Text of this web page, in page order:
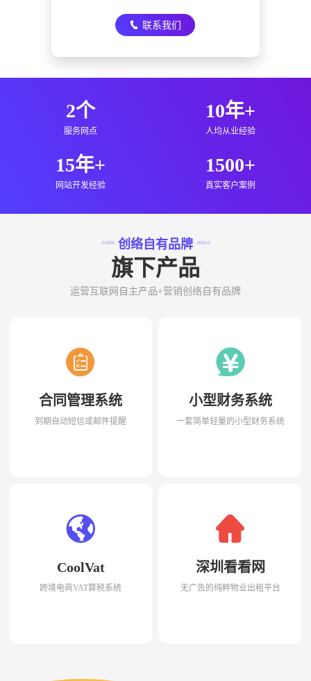
联系我们
2个
服务网点
10年+
人均从业经验
15年+
网站开发经验
1500+
真实客户案例
创络自有品牌
旗下产品
运营互联网自主产品+营销创络自有品牌
合同管理系统
到期自动短信或邮件提醒
小型财务系统
一套简单轻量的小型财务系统
CoolVat
跨境电商VAT算税系统
深圳看看网
无广告的纯粹物业出租平台